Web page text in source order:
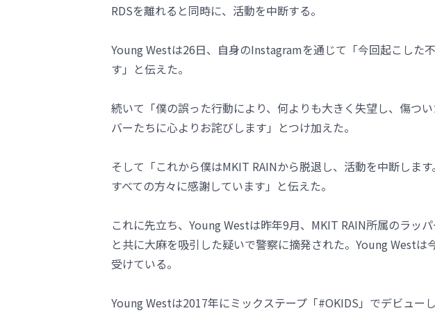
RDSを離れると同時に、活動を中断する。
Young Westは26日、自身のInstagramを通じて「今回起こした
す」と伝えた。
続いて「僕の誤った行動により、何よりも大きく失望し、傷つ
バーたちに心よりお詫びします」とつけ加えた。
そして「これから僕はMKIT RAINから脱退し、活動を中断しま
すべての方々に感謝しています」と伝えた。
これに先立ち、Young Westは昨年9月、MKIT RAIN所属のラッ
と共に大麻を吸引した疑いで警察に摘発された。Young Westは
受けている。
Young Westは2017年にミックステープ「#OKIDS」でデビュー